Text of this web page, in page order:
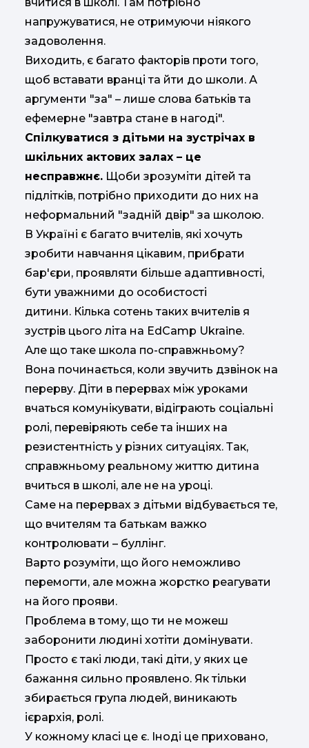
напружуватися, не отримуючи ніякого
задоволення.
Виходить, є багато факторів проти того,
щоб вставати вранці та йти до школи. А
аргументи "за" – лише слова батьків та
ефемерне "завтра стане в нагоді".
Спілкуватися з дітьми на зустрічах в
шкільних актових залах – це
несправжнє. Щоби зрозуміти дітей та
підлітків, потрібно приходити до них на
неформальний "задній двір" за школою.
В Україні є багато вчителів, які хочуть
зробити навчання цікавим, прибрати
бар'єри, проявляти більше адаптивності,
бути уважними до особистості
дитини. Кілька сотень таких вчителів я
зустрів цього літа на EdCamp Ukraine.
Але що таке школа по-справжньому?
Вона починається, коли звучить дзвінок на
перерву. Діти в перервах між уроками
вчаться комунікувати, відіграють соціальні
ролі, перевіряють себе та інших на
резистентність у різних ситуаціях. Так,
справжньому реальному життю дитина
вчиться в школі, але не на уроці.
Саме на перервах з дітьми відбувається те,
що вчителям та батькам важко
контролювати – буллінг.
Варто розуміти, що його неможливо
перемогти, але можна жорстко реагувати
на його прояви.
Проблема в тому, що ти не можеш
заборонити людині хотіти домінувати.
Просто є такі люди, такі діти, у яких це
бажання сильно проявлено. Як тільки
збирається група людей, виникають
ієрархія, ролі.
У кожному класі це є. Іноді це приховано,